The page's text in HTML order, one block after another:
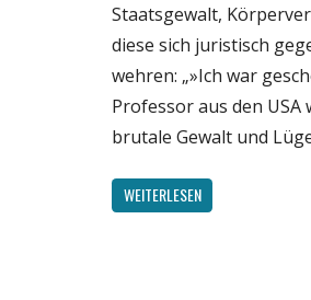
Staatsgewalt,
diese sich juristisch
wehren: „»Ich war
Professor aus den
brutale Gewalt und
WEITERLESEN